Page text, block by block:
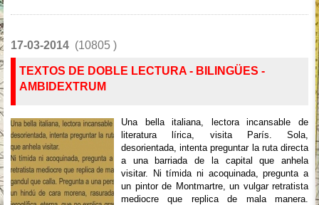
17-03-2014 (10805 )
TEXTOS DE DOBLE LECTURA - BILINGÜES -
AMBIDEXTRUM
Una bella italiana, lectora incansable de
literatura lírica, visita París. Sola,
desorientada, intenta preguntar la ruta directa
a una barriada de la capital que anhela
visitar. Ni tímida ni acoquinada, pregunta a
un pintor de Montmartre, un vulgar retratista
mediocre que replica de mala manera.